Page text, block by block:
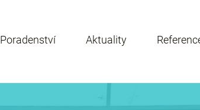
Poradenství Aktuality